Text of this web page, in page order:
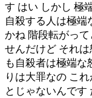
す はい しかし 極
自殺する人は極端
かね 階段転がっ
せんだけど それ
も自殺者は極端な
りは大罪なの こ
とじゃないんです